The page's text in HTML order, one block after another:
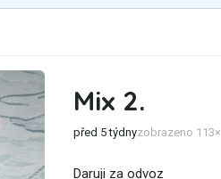
Mix 2.
před 5 týdnyzobrazeno 113×
Daruji za odvoz